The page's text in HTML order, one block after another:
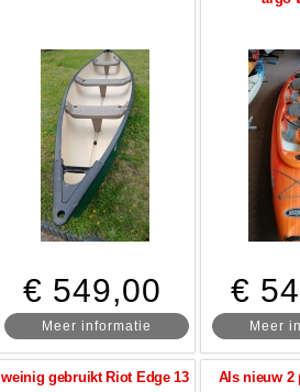
€ 549,00
Meer informatie
€
Meer
weinig gebruikt Riot Edge 13
Als nieuw 2